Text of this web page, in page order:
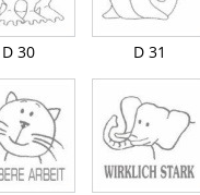
D 30 D 31